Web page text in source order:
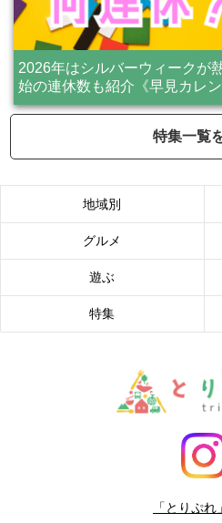
2026年はシルバーウィークが
始の連休数も紹介《早見カレン
特集一覧
地域別
グルメ
遊ぶ
特集
「とりぷれ